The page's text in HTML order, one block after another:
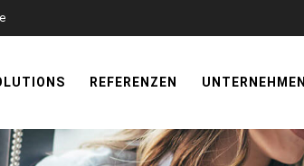
REFERENZEN UNTERNEHMEN